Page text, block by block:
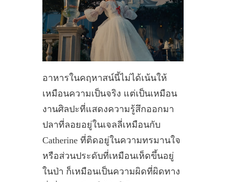
อาหารในคฤหาสน์นี้ไม่ได้เน้นให้
เหมือนความเป็นจริง แต่เป็นเหมือน
งานศิลปะที่แสดงความรู้สึกออกมา
ปลาที่ลอยอยู่ในเจลลี่เหมือนกับ
Catherine ที่ติดอยู่ในความทรมานใจ
หรือส่วนประดับที่เหมือนเห็ดขึ้นอยู่
ในป่า ก็เหมือนเป็นความผิดที่ผิดทาง